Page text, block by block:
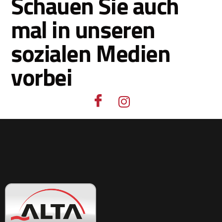
mal in unseren
sozialen Medien
vorbei